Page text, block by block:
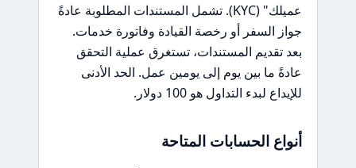
عميلك" (KYC). تشمل المستندات المطلوبة عادةً
جواز السفر أو رخصة القيادة وفاتورة خدمات.
بعد تقديم المستندات، تستغرق عملية التحقق
عادةً ما بين يوم إلى يومين عمل. الحد الأدنى
للإيداع لبدء التداول هو 100 دولار.
أنواع الحسابات المتاحة